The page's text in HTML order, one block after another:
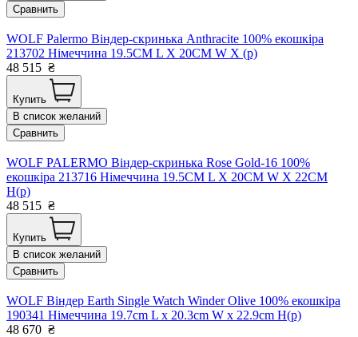
Сравнить
WOLF Palermo Віндер-скринька Anthracite 100% екошкіра
213702 Німеччина 19.5CM L X 20CM W X (р)
48 515 ₴
Купить
В список желаний
Сравнить
WOLF PALERMO Віндер-скринька Rose Gold-16 100%
екошкіра 213716 Німеччина 19.5CM L X 20CM W X 22CM
H(р)
48 515 ₴
Купить
В список желаний
Сравнить
WOLF Віндер Earth Single Watch Winder Olive 100% екошкіра
190341 Німеччина 19.7cm L x 20.3cm W x 22.9cm H(р)
48 670 ₴